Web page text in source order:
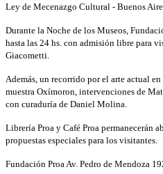
Ley de Mecenazgo Cultural - Buenos
Durante la Noche de los Museos,
hasta las 24 hs. con admisión libre para
Giacometti.
Además, un recorrido por el arte actual
muestra Oxímoron, intervenciones de
con curaduría de Daniel Molina.
Librería Proa y Café Proa permanecerán
propuestas especiales para los visitantes.
Fundación Proa Av. Pedro de Mendoza